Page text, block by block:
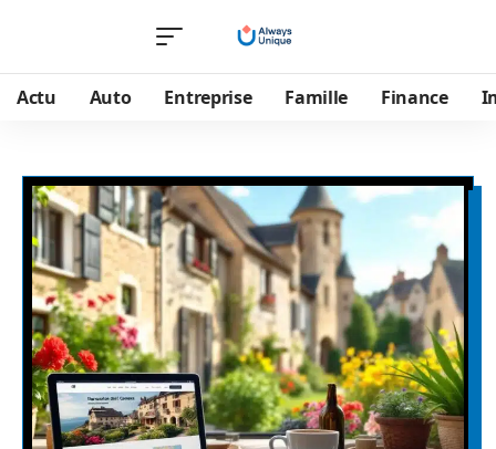
Actu Auto Entreprise Famille Finance